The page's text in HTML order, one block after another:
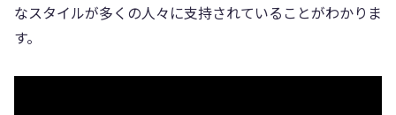
なスタイルが多くの人々に支持されていることがわかりま
す。